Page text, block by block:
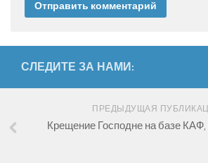
СЛЕДИТЕ ЗА НАМИ:
ПРЕДЫДУЩАЯ
Крещение Господне на базе КАФ,